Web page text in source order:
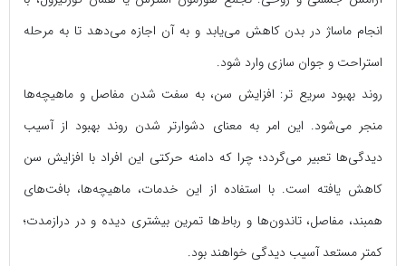
انجام ماساژ در بدن کاهش می‌یابد و به آن اجازه می‌دهد تا به مرحله
استراحت و جوان سازی وارد شود.
روند بهبود سریع تر: افزایش سن، به سفت شدن مفاصل و ماهیچه‌ها
منجر می‌شود. این امر به معنای دشوارتر شدن روند بهبود از آسیب
دیدگی‌ها تعبیر می‌گردد؛ چرا که دامنه حرکتی این افراد با افزایش سن
کاهش یافته است. با استفاده از این خدمات، ماهیچه‌ها، بافت‌های
همبند، مفاصل، تاندون‌ها و رباط‌ها تمرین بیشتری دیده و در درازمدت؛
کمتر مستعد آسیب دیدگی خواهند بود.